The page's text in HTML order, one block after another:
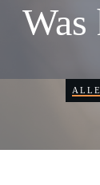
ALLE